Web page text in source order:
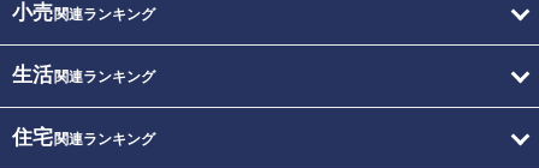
小売関連ランキング
生活関連ランキング
住宅関連ランキング